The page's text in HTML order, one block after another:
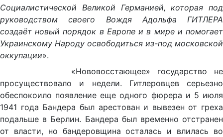
Социалистической Великой Германией, которая под
руководством своего Вождя Адольфа ГИТЛЕРА
создаёт новый порядок в Европе и в мире и помогает
Украинскому Народу освободиться из-под московской
оккупации».
«Нововосстающее» государство не
просуществовало и недели. Гитлеровцев серьезно
обеспокоило появление еще одного фюрера и 5 июля
1941 года Бандера был арестован и вывезен от греха
подальше в Берлин. Бандера был временно отстранен
от власти, но бандеровщина осталась и влилась во